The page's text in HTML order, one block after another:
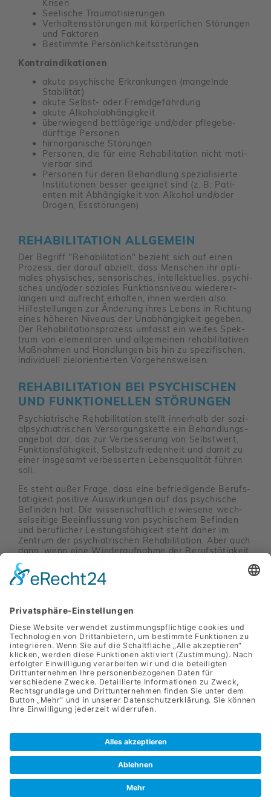
Krisen
Seeli­sche Trau­ma­ti­sie­rungen
Verhal­tens­stö­rungen mit körper­li­chen Störungen
und Faktoren
Bestimmte Persön­lich­keits­stö­rungen
Kontraindikationen
akute psychi­sche Erkran­kungen (mangelnde
Stabi­lität)
akute Selbst- oder Fremd­ge­fähr­dung
akute Alko­hol­ab­hän­gig­keit
über­wie­gend bett­lä­ge­rige und/​oder pfle­ge­be­
dürf­tige Personen
hirn­or­ga­ni­sche Störungen
Personen, die für eine Reha­bi­li­ta­tion nicht moti­
vierbar sind
Personen für deren Behand­lung spezia­li­sierte
Insti­tu­tionen besser geeignet sind (z. B. Pati­
enten mit Abhän­gig­keit von Alkohol und/​oder
Drogen, Essstö­rungen)
REHA­BI­LI­TA­TION ALLGE­MEIN
Der Begriff "Reha­bi­li­ta­tion" bezieht sich auf einen
Prozess, der darauf abzielt, dass Menschen ihr opti­
males physi­sches, senso­ri­sches, intel­lek­tu­elles, psychi­
sches und/​oder soziales Funk­ti­ons­ni­veau wieder­er­
langen und aufrecht erhalten, ihnen werden also
Hilfe­stel­lungen zur Änderung ihres Lebens in Rich­tung
eines höheren Niveaus der Unab­hän­gig­keit gegeben.
Der Reha­bi­li­ta­ti­ons­pro­zess umfasst ein weites Spek­
trum von elemen­taren und allge­meinen reha­bi­li­ta­tiven
Maßnahmen und Hand­lungen bis hin zu spezi­fi­schen,
indi­vi­duell ziel­ori­en­tierten Vorge­hens­weisen.
REHA­BI­LI­TA­TION BEI PSYCHI­SCHEN
UND FUNK­TIO­NELLEN STÖRUNGEN
Psych­ia­tri­sche Reha­bi­li­ta­tion stellt inner­halb der sozi­
al­psych­ia­tri­schen Versor­gungs­kette ein Behand­lungs­
an­gebot dar, das zur Verbes­se­rung von Selbst­wert,
Funk­ti­ons­fä­hig­keit, Selbst­zu­frie­den­heit und damit zu
einer insge­samt verbes­serten Lebens­qua­lität führen
soll.
Es steht außer Frage, dass eine befrie­di­gende Berufs­
tä­tig­keit posi­tive Auswir­kungen auf das psychi­sche
Befinden hat. Die wissen­schaft­lich erwie­sene wech­
sel­sei­tige Beein­flus­sung von psychi­schem Befinden
und beruf­li­cher Leis­tungs­fä­hig­keit steht daher im
Zentrum der psych­ia­tri­schen Reha­bi­li­ta­tion. Aber auch
dann, wenn eine Wieder­auf­nahme der Berufs­tä­tig­keit
schwierig oder gar unmög­lich scheint, kann eine
Verbes­se­rung der funk­tio­nalen Gesund­heit und ein
befrie­di­gendes Leben in Familie und Gemein­schaft ein
Privatklinik Hollenburg GmbH
Krustet­tener Straße 25
3506 Krems
+43 (0) 2739 / 77110
office.hollen­burg@sanlas.at
Presse
Impressum
Daten­schutz
Meldung von Hinweisen
Cookie-Einstel­lungen
Konzept & Designby